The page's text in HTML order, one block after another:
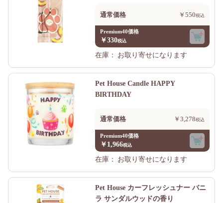
通常価格 ￥550
Premium40価格
￥330
在庫：
お取り寄せになります
Pet House Candle HAPPY
BIRTHDAY
通常価格 ￥3,278
Premium40価格
￥1,966
在庫：
お取り寄せになります
Pet House カーフレッシュナー バニ
ラ サンダルウッドの香り